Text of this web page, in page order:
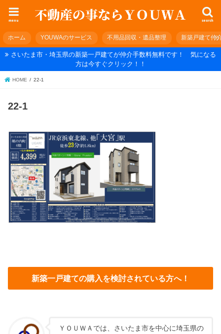
search
menu
ホーム YOUWAのサービス 不用品回収・遺品整理 新築戸建て仲
さいたま市・埼玉県の新築一戸建てが仲介手数料無料です！ 気になる
方は今すぐクリック！！
HOME 22-1
22-1
新築一戸建ての購入を検討されている方へ！
ＹＯＵＷＡでは、さいたま市を中心に埼玉県の